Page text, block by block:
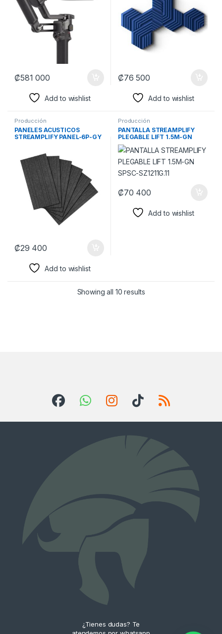
₡581 000
Add to wishlist
₡76 500
Add to wishlist
Producción
PANELES ACUSTICOS
STREAMPLIFY PANEL-6P-GY
₡29 400
Add to wishlist
Producción
PANTALLA STREAMPLIFY
PLEGABLE LIFT 1.5M-GN
SPSC-SZ1211G.11
₡70 400
Add to wishlist
Showing all 10 results
¿Tienes dudas? Te